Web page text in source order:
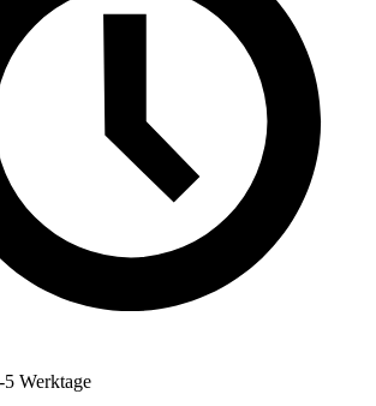
Werktage